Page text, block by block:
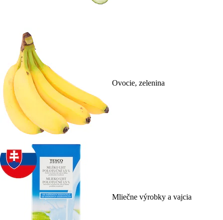
Ovocie, zelenina
Mliečne výrobky a vajcia